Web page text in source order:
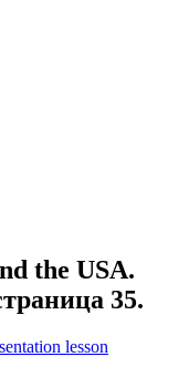
the USA.
35.
lesson